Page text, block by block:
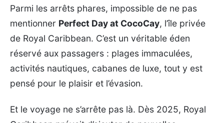
Parmi les arrêts phares, impossible de ne pas
mentionner Perfect Day at CocoCay, l’île privée
de Royal Caribbean. C’est un véritable éden
réservé aux passagers : plages immaculées,
activités nautiques, cabanes de luxe, tout y est
pensé pour le plaisir et l’évasion.
Et le voyage ne s’arrête pas là. Dès 2025, Royal